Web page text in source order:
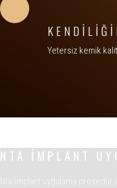
Yetersiz kemik
NTA İMPLANT
Nta İmplant uygulama